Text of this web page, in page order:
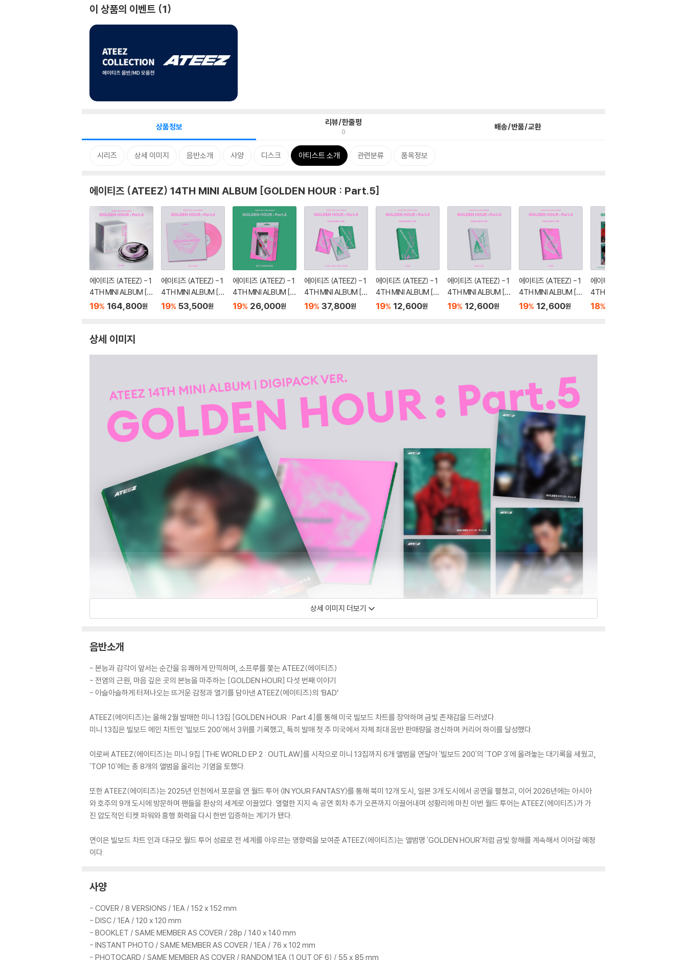
이 상품의 이벤트 1
상품정보 리뷰/한줄평
0 배송/반품/교환
시리즈 상세 이미지 음반소개 사양 디스크 아티스트 소개 관련분류 품목정보
에이티즈 (ATEEZ) 14TH MINI ALBUM [GOLDEN HOUR : Part.5]
에이티즈 (ATEEZ) - 1
4TH MINI ALBUM [G
OLDEN HOUR : Part.
19% 164,800원
에이티즈 (ATEEZ) - 1
4TH MINI ALBUM [G
OLDEN HOUR : Part.
19% 53,500원
에이티즈 (ATEEZ) - 1
4TH MINI ALBUM [G
OLDEN HOUR : Part.
19% 26,000원
에이티즈 (ATEEZ) - 1
4TH MINI ALBUM [G
OLDEN HOUR : Part.
19% 37,800원
에이티즈 (ATEEZ) - 1
4TH MINI ALBUM [G
OLDEN HOUR : Part.
19% 12,600원
에이티즈 (ATEEZ) - 1
4TH MINI ALBUM [G
OLDEN HOUR : Part.
19% 12,600원
에이티즈 (ATEEZ) - 1
4TH MINI ALBUM [G
OLDEN HOUR : Part.
19% 12,600원
에이티즈 (ATEEZ) - 1
4TH MINI ALBUM [G
OLDEN HOUR : Part.
18%
상세 이미지
상세 이미지 더보기
음반소개
- 본능과 감각이 앞서는 순간을 유쾌하게 만끽하며, 소프루를 쫓는 ATEEZ(에이티즈)
- 전염의 근원, 마음 깊은 곳의 본능을 마주하는 [GOLDEN HOUR] 다섯 번째 이야기
- 아슬아슬하게 터져나오는 뜨거운 감정과 열기를 담아낸 ATEEZ(에이티즈)의 ‘BAD’
ATEEZ(에이티즈)는 올해 2월 발매한 미니 13집 [GOLDEN HOUR : Part.4]를 통해 미국 빌보드 차트를 장악하며 금빛 존재감을 드러냈다.
미니 13집은 빌보드 메인 차트인 '빌보드 200'에서 3위를 기록했고, 특히 발매 첫 주 미국에서 자체 최대 음반 판매량을 경신하며 커리어 하이를 달성했다.
이로써 ATEEZ(에이티즈)는 미니 9집 [THE WORLD EP.2 : OUTLAW]를 시작으로 미니 13집까지 6개 앨범을 연달아 '빌보드 200'의 'TOP 3'에 올려놓는 대기록을 세웠고,
'TOP 10'에는 총 8개의 앨범을 올리는 기염을 토했다.
또한 ATEEZ(에이티즈)는 2025년 인천에서 포문을 연 월드 투어 〈IN YOUR FANTASY〉를 통해 북미 12개 도시, 일본 3개 도시에서 공연을 펼쳤고, 이어 2026년에는 아시아
와 호주의 9개 도시에 방문하며 팬들을 환상의 세계로 이끌었다. 열렬한 지지 속 공연 회차 추가 오픈까지 이끌어내며 성황리에 마친 이번 월드 투어는 ATEEZ(에이티즈)가 가
진 압도적인 티켓 파워와 흥행 화력을 다시 한번 입증하는 계기가 됐다.
연이은 빌보드 차트 인과 대규모 월드 투어 성료로 전 세계를 아우르는 영향력을 보여준 ATEEZ(에이티즈)는 앨범명 'GOLDEN HOUR'처럼 금빛 항해를 계속해서 이어갈 예정
이다.
사양
- COVER / 8 VERSIONS / 1EA / 152 x 152 mm
- DISC / 1EA / 120 x 120 mm
- BOOKLET / SAME MEMBER AS COVER / 28p / 140 x 140 mm
- INSTANT PHOTO / SAME MEMBER AS COVER / 1EA / 76 x 102 mm
- PHOTOCARD / SAME MEMBER AS COVER / RANDOM 1EA (1 OUT OF 6) / 55 x 85 mm